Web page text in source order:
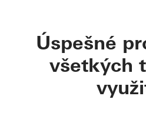
Úspešné
všetkých